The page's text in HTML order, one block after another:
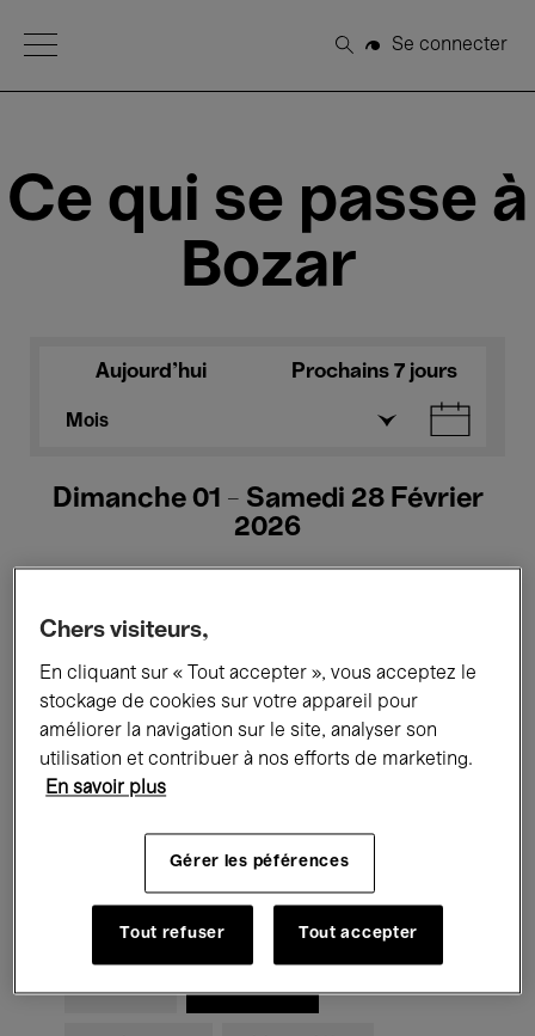
Open Menu
Rechercher
Se connecter
Ce qui se passe à
Bozar
Aujourd'hui Prochains 7 jours
Mois
Dimanche 01 - Samedi 28 Février
2026
Tous les événements Concerts
Expositions Films Performances
Rencontres & Débats
Musique classique Global Music
Musique électronique
Pour tous Kids’ Palace
Chers visiteurs,
En cliquant sur « Tout accepter », vous acceptez le
stockage de cookies sur votre appareil pour
améliorer la navigation sur le site, analyser son
utilisation et contribuer à nos efforts de marketing.
En savoir plus
Gérer les péférences
Tout refuser Tout accepter